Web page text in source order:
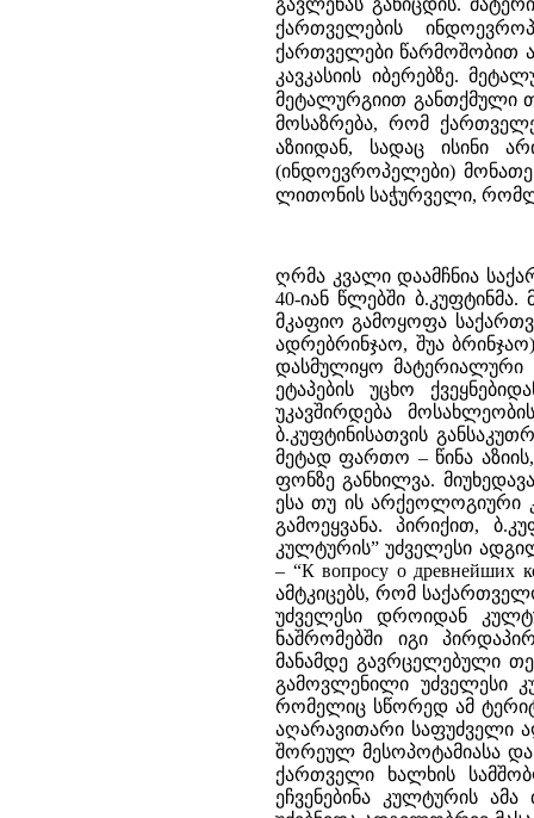
გავლენას განიცდის.
ქართველების
ქართველები წარმოშობით
კავკასიის იბერებზე.
მეტალურგიით განთქმული
მოსაზრება, რომ
აზიიდან, სადაც ისინი
(ინდოევროპელები)
ლითონის საჭურველი,
ღრმა კვალი დაამჩნია
40-იან წლებში
მკაფიო გამოყოფა
ადრებრინჯაო, შუა
დასმულიყო მატერიალური
ეტაპების უცხო
უკავშირდება
ბ.კუფტინისათვის
მეტად ფართო – წინა
ფონზე განხილვა.
ესა თუ ის არქეოლოგიური
გამოეყვანა. პირიქით,
კულტურის” უძველესი
– “К вопросу о древнейших
ამტკიცებს, რომ
უძველესი დროიდან
ნაშრომებში იგი
მანამდე გავრცელებული
გამოვლენილი უძველესი
რომელიც სწორედ ამ
აღარავითარი საფუძველი
შორეულ მესოპოტამიასა და
ქართველი ხალხის
ეჩვენებინა კულტურის